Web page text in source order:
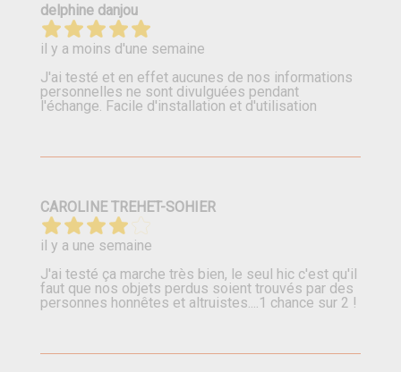
delphine danjou
il y a moins d'une semaine
J'ai testé et en effet aucunes de nos informations
personnelles ne sont divulguées pendant
l'échange. Facile d'installation et d'utilisation
CAROLINE TREHET-SOHIER
il y a une semaine
J'ai testé ça marche très bien, le seul hic c'est qu'il
faut que nos objets perdus soient trouvés par des
personnes honnêtes et altruistes....1 chance sur 2 !